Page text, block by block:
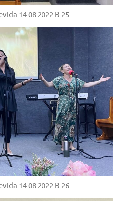
14 08 2022 B 25
14 08 2022 B 26